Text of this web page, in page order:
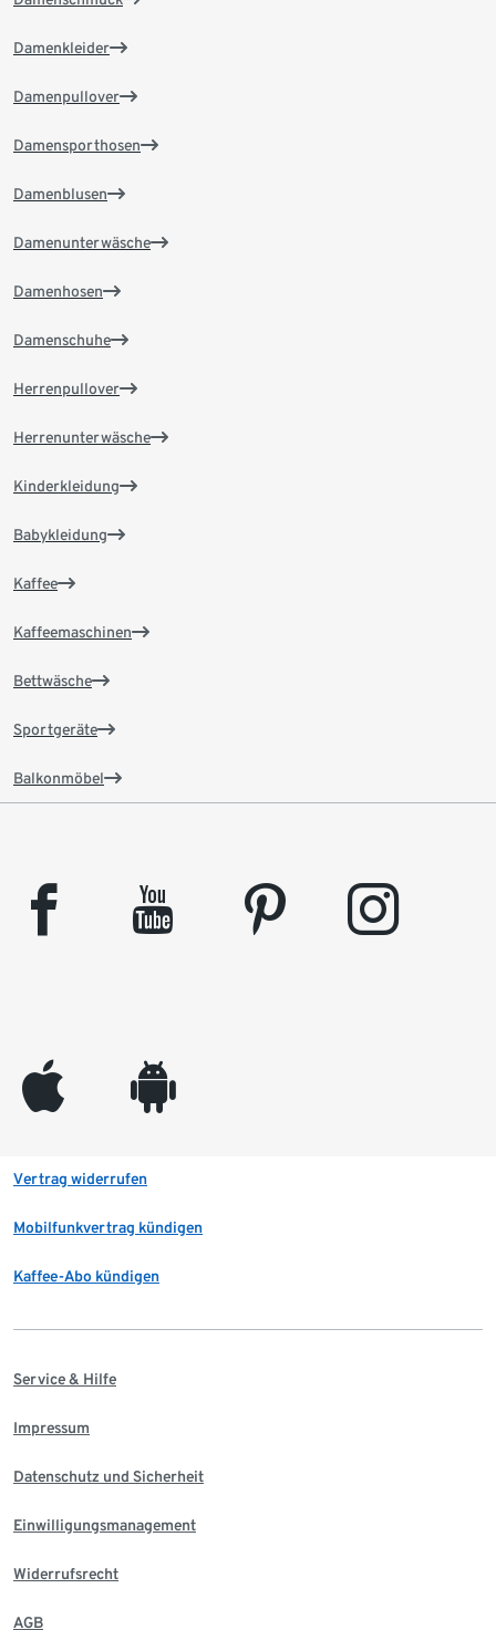
Damenkleider
Damenpullover
Damensporthosen
Damenblusen
Damenunterwäsche
Damenhosen
Damenschuhe
Herrenpullover
Herrenunterwäsche
Kinderkleidung
Babykleidung
Kaffee
Kaffeemaschinen
Bettwäsche
Sportgeräte
Balkonmöbel
facebook youtube pinterest instagram
appleinc android
Vertrag widerrufen
Mobilfunkvertrag kündigen
Kaffee-Abo kündigen
Service & Hilfe
Impressum
Datenschutz und Sicherheit
Einwilligungsmanagement
Widerrufsrecht
AGB